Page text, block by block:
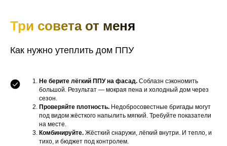
Три совета от меня
Как нужно утеплить дом ППУ
Не берите лёгкий ППУ на фасад. Соблазн сэкономить
большой. Результат — мокрая пена и холодный дом через
сезон.
Проверяйте плотность. Недобросовестные бригады могут
под видом жёсткого напылить мягкий. Требуйте показатели
на месте.
Комбинируйте. Жёсткий снаружи, лёгкий внутри. И тепло, и
тихо, и бюджет под контролем.